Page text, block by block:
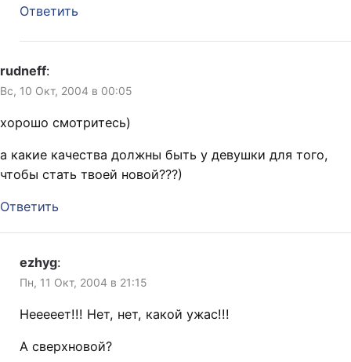
Ответить
rudneff:
Вс, 10 Окт, 2004 в 00:05
хорошо смотритесь)
а какие качества должны быть у девушки для того,
чтобы стать твоей новой???)
Ответить
ezhyg:
Пн, 11 Окт, 2004 в 21:15
Нееееет!!! Нет, нет, какой ужас!!!
А сверхновой?